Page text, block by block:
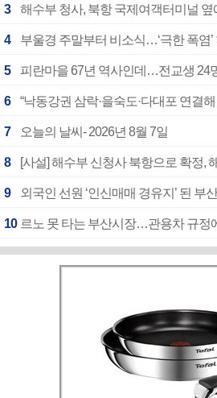
3 해수부 청사, 북항 국제여객터미널 옆
4 부울경 주말부터 비소식…‘극한 폭염’
5 피란마을 67년 역사인데…전교생 24
6 “낙동강권 삼락·을숙도·다대포 연결
7 오늘의 날씨- 2026년 8월 7일
8 [사설] 해수부 신청사 북항으로 확정,
9 외국인 선원 ‘인신매매 경유지’ 된 부
10 르노 못 타는 부산시장…관용차 규정